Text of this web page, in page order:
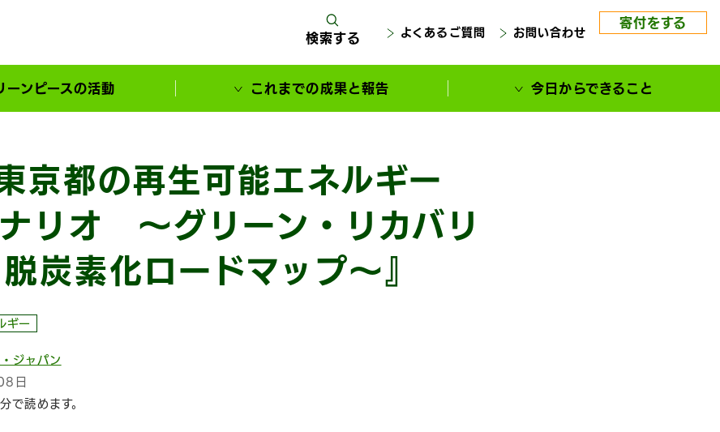
検索する よくあるご質問 お問い合わせ
寄付をする
ーンピースの活動 これまでの成果と報告 今日からできること
京都の再生可能エネルギー
リオ ～グリーン・リカバリ
炭素化ロードマップ～』
ギー
ジャパン
日
で読めます。